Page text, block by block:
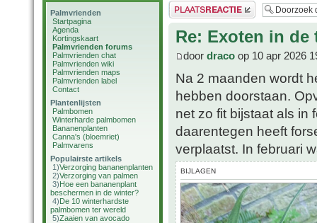
Palmvrienden
Startpagina
Agenda
Kortingskaart
Palmvrienden forums
Palmvrienden chat
Palmvrienden wiki
Palmvrienden maps
Palmvrienden label
Contact
Plantenlijsten
Palmbomen
Winterharde palmbomen
Bananenplanten
Canna's (bloemriet)
Palmvarens
Populairste artikels
1)Verzorging bananenplanten
2)Verzorging van palmen
3)Hoe een bananenplant
beschermen in de winter?
4)De 10 winterhardste
palmbomen ter wereld
5)Zaaien van avocado
Plaats een reactie
Re: Exoten in de
door draco op 10 apr 2026
Na 2 maanden wordt
hebben doorstaan.
net zo fit bijstaat als in
daarentegen heeft
verplaatst. In februari
BIJLAGEN